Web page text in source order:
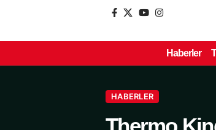
Haberler
HABERLER